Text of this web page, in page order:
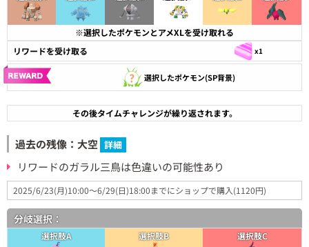
※選択したポケモンとアメXLを受け取れる
リワードを受け取る
x1
選択したポケモン(SP背景)
その後タイムチャレンジが繰り返されます。
過去の残像：大空 詳細
リワードのガラル三鳥は色違いの可能性あり
2025/6/23(月)10:00～6/29(日)18:00までにショップで購入(1120円)
分岐選択：
選択肢A 選択肢B 選択肢C